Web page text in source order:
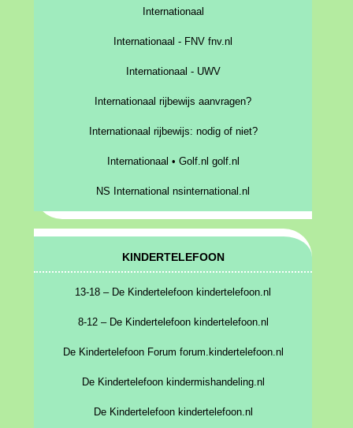
Internationaal
Internationaal - FNV fnv.nl
Internationaal - UWV
Internationaal rijbewijs aanvragen?
Internationaal rijbewijs: nodig of niet?
Internationaal • Golf.nl golf.nl
NS International nsinternational.nl
KINDERTELEFOON
13-18 – De Kindertelefoon kindertelefoon.nl
8-12 – De Kindertelefoon kindertelefoon.nl
De Kindertelefoon Forum forum.kindertelefoon.nl
De Kindertelefoon kindermishandeling.nl
De Kindertelefoon kindertelefoon.nl